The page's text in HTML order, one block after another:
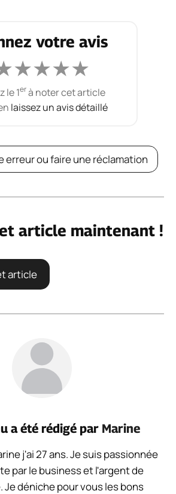
votre avis
★★★★
le 1erà noter cet article
laissez un avis détaillé
erreur ou faire une réclamation
article maintenant !
article
a été rédigé par Marine
j'ai 27 ans. Je suis passionnée
par le business et l'argent de
Je déniche pour vous les bons